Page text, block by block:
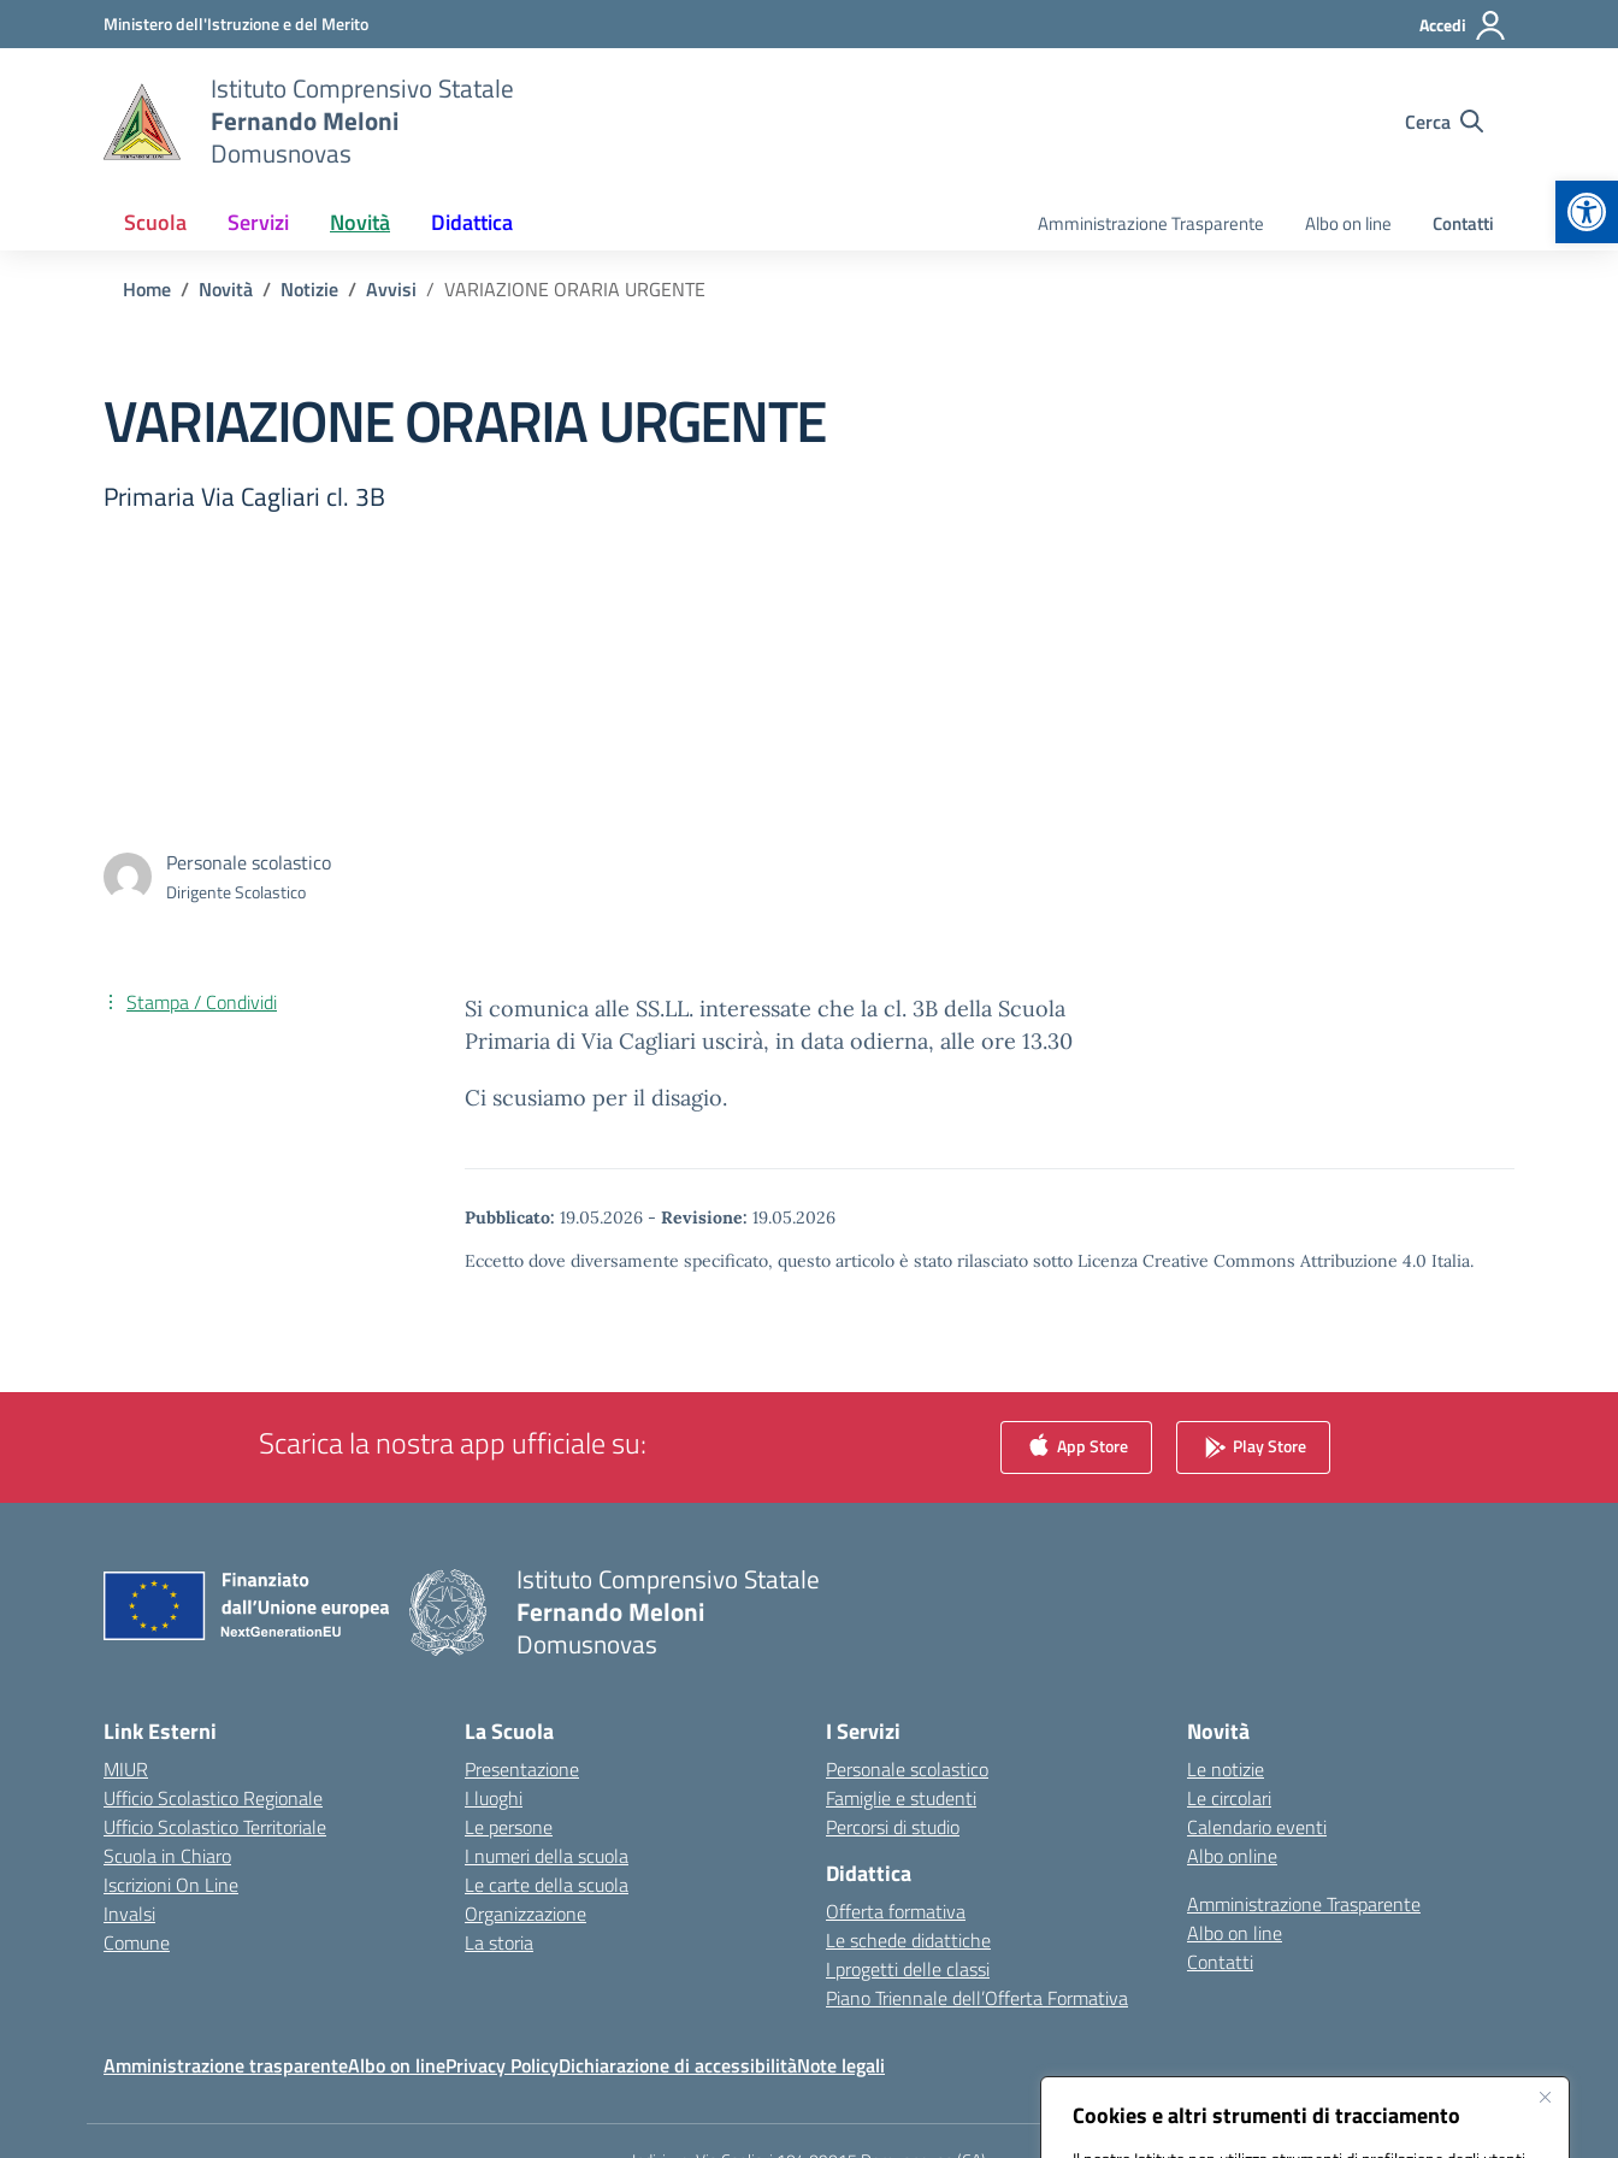
Cookies e altri strumenti di tracciamento
Vai ai contenuti
Vai al menu di navigazioneMinistero dell'Istruzione e del Merito Accedi
Istituto Comprensivo Statale
Fernando Meloni
Domusnovas
Cerca
Scuola Servizi Novità Didattica Amministrazione Trasparente Albo on line Contatti
Home Novità Notizie Avvisi VARIAZIONE ORARIA URGENTE
VARIAZIONE ORARIA URGENTE
Primaria Via Cagliari cl. 3B
Personale scolastico
Dirigente Scolastico
Si comunica alle SS.LL. interessate che la cl. 3B della Scuola
Primaria di Via Cagliari uscirà, in data odierna, alle ore 13.30
Ci scusiamo per il disagio.
Pubblicato: 19.05.2026 - Revisione: 19.05.2026
Eccetto dove diversamente specificato, questo articolo è stato rilasciato sotto Licenza Creative Commons Attribuzione 4.0 Italia.
Stampa / Condividi
Scarica la nostra app ufficiale su: App Store Play Store
Istituto Comprensivo Statale
Fernando Meloni
Domusnovas
Link Esterni
MIUR
Ufficio Scolastico Regionale
Ufficio Scolastico Territoriale
Scuola in Chiaro
Iscrizioni On Line
Invalsi
Comune
La Scuola
Presentazione
I luoghi
Le persone
I numeri della scuola
Le carte della scuola
Organizzazione
La storia
I Servizi
Personale scolastico
Famiglie e studenti
Percorsi di studio
Didattica
Offerta formativa
Le schede didattiche
I progetti delle classi
Piano Triennale dell’Offerta Formativa
Novità
Le notizie
Le circolari
Calendario eventi
Albo online
Amministrazione Trasparente
Albo on line
Contatti
Amministrazione trasparenteAlbo on linePrivacy PolicyDichiarazione di accessibilitàNote legali